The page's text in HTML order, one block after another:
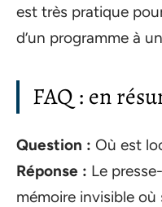
est très pratique
d’un programme à
FAQ : en
Question : Où est
Réponse : Le
mémoire invisible